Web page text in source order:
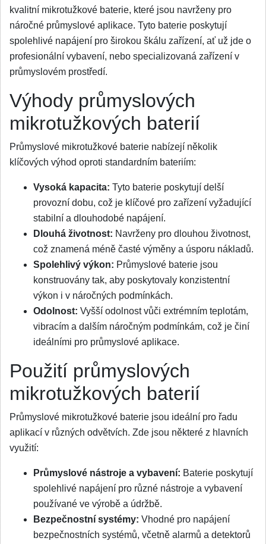
kvalitní mikrotužkové baterie, které jsou navrženy pro
náročné průmyslové aplikace. Tyto baterie poskytují
spolehlivé napájení pro širokou škálu zařízení, ať už jde o
profesionální vybavení, nebo specializovaná zařízení v
průmyslovém prostředí.
Výhody průmyslových
mikrotužkových baterií
Průmyslové mikrotužkové baterie nabízejí několik
klíčových výhod oproti standardním bateriím:
Vysoká kapacita: Tyto baterie poskytují delší
provozní dobu, což je klíčové pro zařízení vyžadující
stabilní a dlouhodobé napájení.
Dlouhá životnost: Navrženy pro dlouhou životnost,
což znamená méně časté výměny a úsporu nákladů.
Spolehlivý výkon: Průmyslové baterie jsou
konstruovány tak, aby poskytovaly konzistentní
výkon i v náročných podmínkách.
Odolnost: Vyšší odolnost vůči extrémním teplotám,
vibracím a dalším náročným podmínkám, což je činí
ideálními pro průmyslové aplikace.
Použití průmyslových
mikrotužkových baterií
Průmyslové mikrotužkové baterie jsou ideální pro řadu
aplikací v různých odvětvích. Zde jsou některé z hlavních
využití:
Průmyslové nástroje a vybavení: Baterie poskytují
spolehlivé napájení pro různé nástroje a vybavení
používané ve výrobě a údržbě.
Bezpečnostní systémy: Vhodné pro napájení
bezpečnostních systémů, včetně alarmů a detektorů